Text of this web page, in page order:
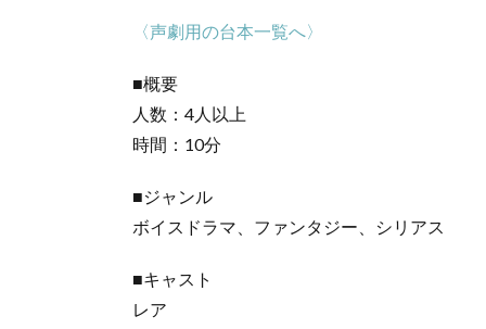
〈声劇用の台本一覧へ〉
■概要
人数：4人以上
時間：10分
■ジャンル
ボイスドラマ、ファンタジー、シリアス
■キャスト
レア